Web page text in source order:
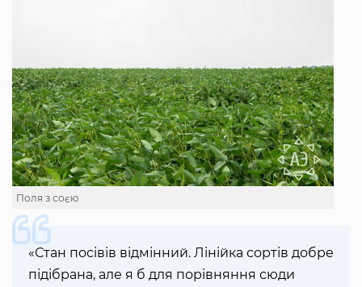
Поля з соєю
«Стан посівів відмінний. Лінійка сортів добре
підібрана, але я б для порівняння сюди